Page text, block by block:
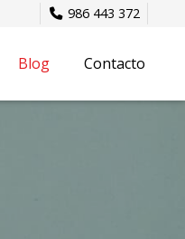
986 443 372
Blog Contacto